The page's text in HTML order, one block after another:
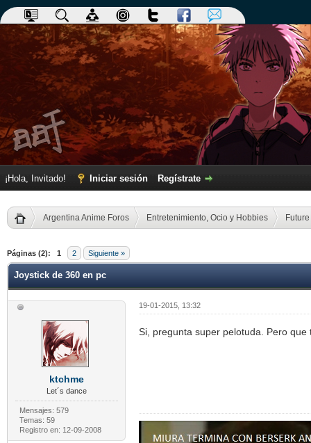
¡Hola, Invitado! Iniciar sesión Regístrate
Argentina Anime Foros Entretenimiento, Ocio y Hobbies
Páginas (2): 1 2 Siguiente »
Joystick de 360 en pc
ktchme
Let´s dance
Mensajes: 579
Temas: 59
Registro en: 12-09-2008
19-01-2015, 13:32
Si, pregunta super pelotuda. Pero que